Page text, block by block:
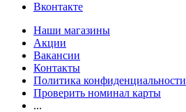
Вконтакте
Наши магазины
Акции
Вакансии
Контакты
Политика конфиденциальности
Проверить номинал карты
...